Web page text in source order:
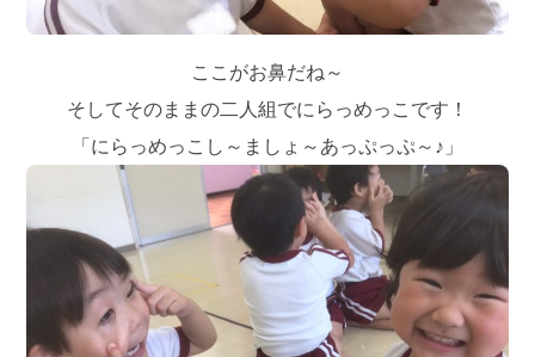
ここがお鼻だね～
そしてそのままの二人組でにらっめっこです！
「にらっめっこし～ましょ～あっぷっぷ～♪」